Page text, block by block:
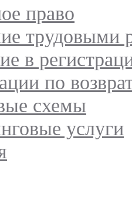
право
трудовыми
в
по
схемы
услуги